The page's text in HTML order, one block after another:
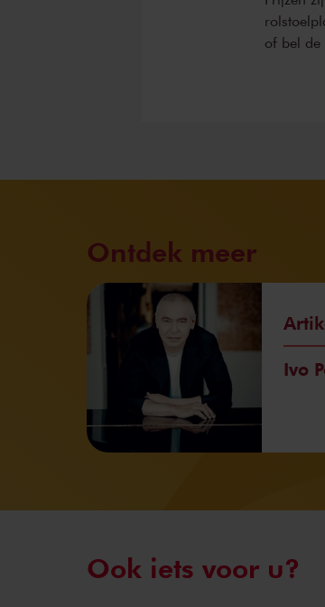
of bel
Ontdek meer
Ivo
Ook iets voor u?